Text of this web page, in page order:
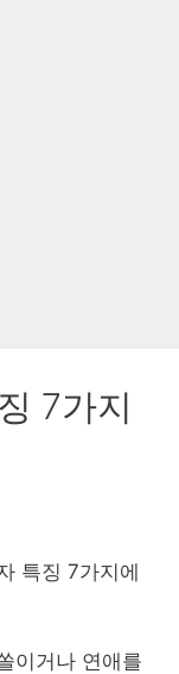
7가지
특징 7가지에
이거나 연애를